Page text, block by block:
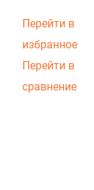
Перейти в
избранное
Перейти в
сравнение